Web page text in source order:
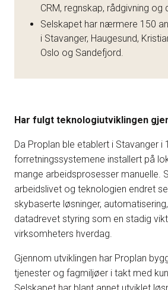
CRM, regnskap, rådgivning og
Selskapet har nærmere 150
i Stavanger, Haugesund,
Oslo og Sandefjord.
Har fulgt teknologiutviklingen
Da Proplan ble etablert i Stavanger i
forretningssystemene installert på
mange arbeidsprosesser manuelle.
arbeidslivet og teknologien endret
skybaserte løsninger,
datadrevet styring som en stadig
virksomheters hverdag.
Gjennom utviklingen har Proplan
tjenester og fagmiljøer i takt med